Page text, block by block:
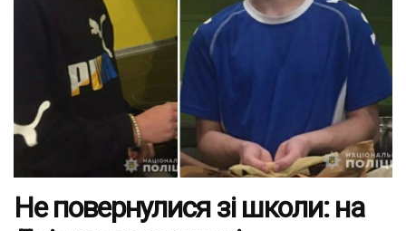
Не повернулися зі школи: на